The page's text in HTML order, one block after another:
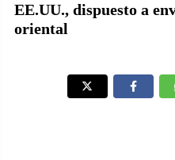
EE.UU., dispuesto a
oriental